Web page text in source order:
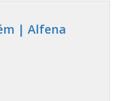
| Alfena